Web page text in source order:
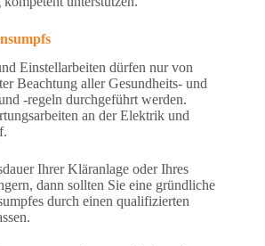
Einstellarbeiten dürfen nur von
Beachtung aller Gesundheits- und
-regeln durchgeführt werden.
an der Elektrik und
Ihrer Kläranlage oder Ihres
dann sollten Sie eine gründliche
durch einen qualifizierten